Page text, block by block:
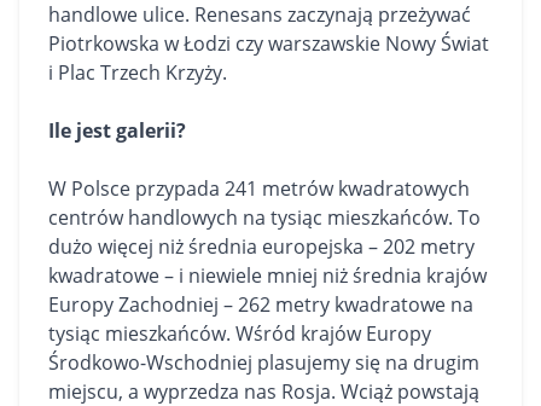
handlowe ulice. Renesans zaczynają przeżywać
Piotrkowska w Łodzi czy warszawskie Nowy Świat
i Plac Trzech Krzyży.
Ile jest galerii?
W Polsce przypada 241 metrów kwadratowych
centrów handlowych na tysiąc mieszkańców. To
dużo więcej niż średnia europejska – 202 metry
kwadratowe – i niewiele mniej niż średnia krajów
Europy Zachodniej – 262 metry kwadratowe na
tysiąc mieszkańców. Wśród krajów Europy
Środkowo-Wschodniej plasujemy się na drugim
miejscu, a wyprzedza nas Rosja. Wciąż powstają